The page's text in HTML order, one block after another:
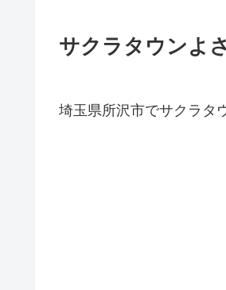
サクラタウンよ
埼玉県所沢市でサクラタ